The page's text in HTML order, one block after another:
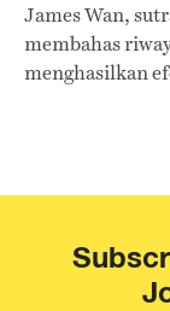
James Wan,
membahas
menghasilkan